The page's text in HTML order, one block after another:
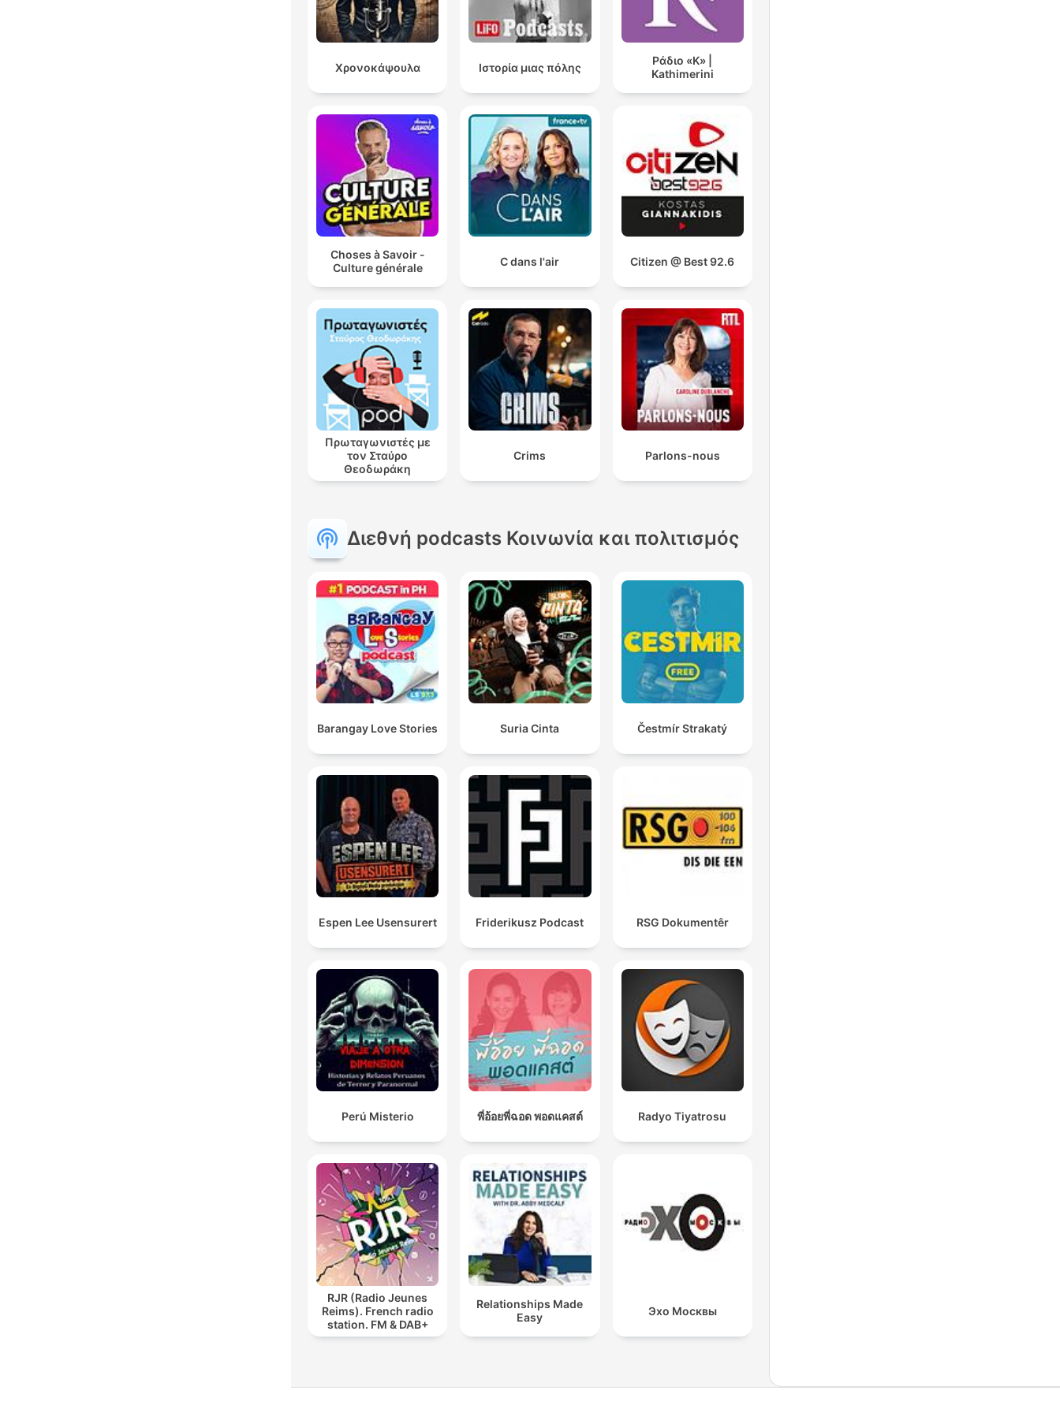
Χρονοκάψουλα Ιστορία μιας πόλης
Ράδιο «Κ» |
Kathimerini
Choses à Savoir -
Culture générale
C dans l'air Citizen @ Best 92.6
Πρωταγωνιστές με
τον Σταύρο
Θεοδωράκη
Crims Parlons-nous
Διεθνή podcasts Κοινωνία και πολιτισμός
Barangay Love Stories Suria Cinta Čestmír Strakatý
Espen Lee Usensurert Friderikusz Podcast RSG Dokumentêr
Perú Misterio พี่อ้อยพี่ฉอด พอดแคสต์ Radyo Tiyatrosu
RJR (Radio Jeunes
Reims). French radio
station. FM & DAB+
Relationships Made
Easy
Эхо Москвы